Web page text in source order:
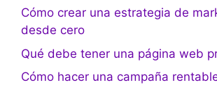
Cómo crear una estrategia de
desde cero
Qué debe tener una página web
Cómo hacer una campaña